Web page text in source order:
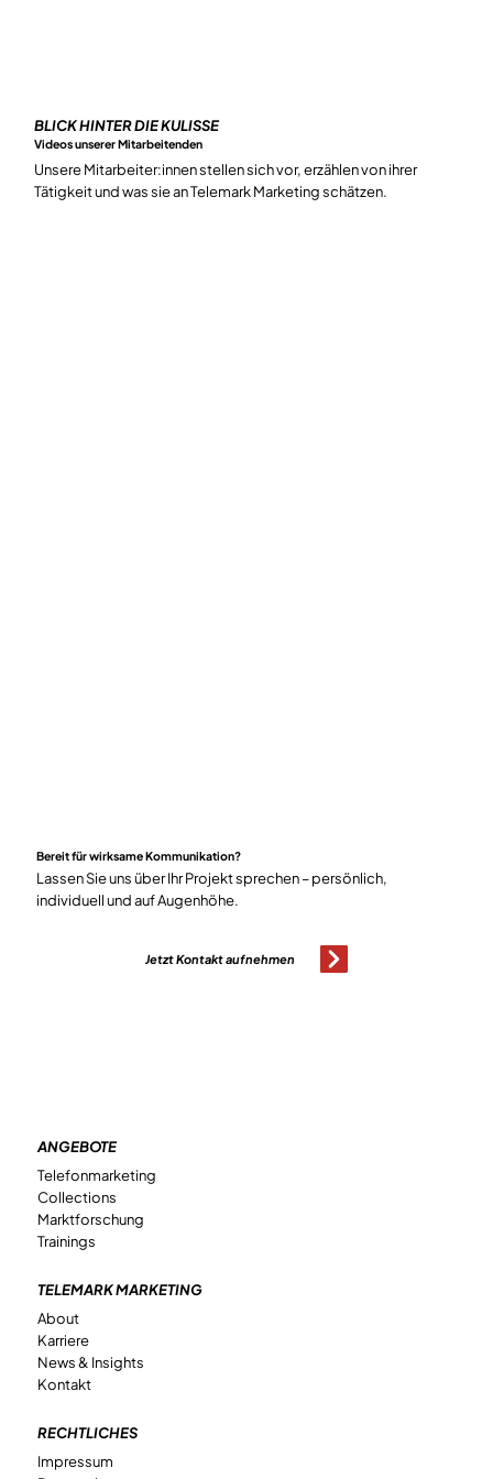
BLICK HINTER DIE KULISSE
Videos unserer Mitarbeitenden
Unsere Mitarbeiter:innen stellen sich vor, erzählen von ihrer
Tätigkeit und was sie an Telemark Marketing schätzen.
Bereit für wirksame Kommunikation?
Lassen Sie uns über Ihr Projekt sprechen – persönlich,
individuell und auf Augenhöhe.
Jetzt Kontakt aufnehmen
ANGEBOTE
Telefonmarketing
Collections
Marktforschung
Trainings
TELEMARK MARKETING
About
Karriere
News & Insights
Kontakt
RECHTLICHES
Impressum